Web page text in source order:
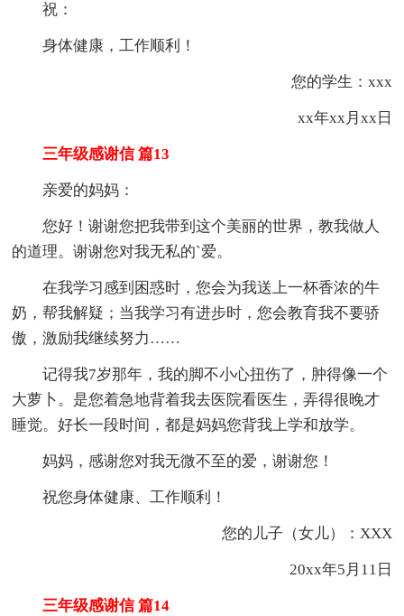
祝：
身体健康，工作顺利！
您的学生：xxx
xx年xx月xx日
三年级感谢信 篇13
亲爱的妈妈：
您好！谢谢您把我带到这个美丽的世界，教我做人
的道理。谢谢您对我无私的`爱。
在我学习感到困惑时，您会为我送上一杯香浓的牛
奶，帮我解疑；当我学习有进步时，您会教育我不要骄
傲，激励我继续努力……
记得我7岁那年，我的脚不小心扭伤了，肿得像一个
大萝卜。是您着急地背着我去医院看医生，弄得很晚才
睡觉。好长一段时间，都是妈妈您背我上学和放学。
妈妈，感谢您对我无微不至的爱，谢谢您！
祝您身体健康、工作顺利！
您的儿子（女儿）：XXX
20xx年5月11日
三年级感谢信 篇14